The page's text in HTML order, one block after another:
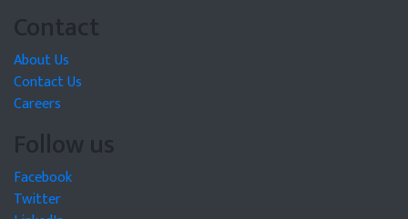
Contact
About Us
Contact Us
Careers
Follow us
Facebook
Twitter